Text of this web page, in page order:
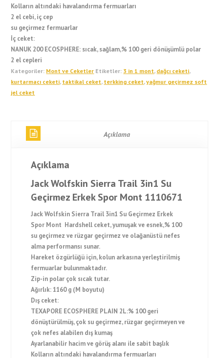
Kolların altındaki havalandırma fermuarları
2 el cebi, iç cep
su geçirmez fermuarlar
İç ceket:
NANUK 200 ECOSPHERE: sıcak, sağlam,% 100 geri dönüşümlü polar
2 el cepleri
Kategoriler: Mont ve Ceketler Etiketler: 3 in 1 mont, dağcı ceketi,
kurtarmacı ceketi, taktikal ceket, terkking ceket,yağmur geçirmez soft
jel ceket
Açıklama
Açıklama
Jack Wolfskin Sierra Trail 3in1 Su
Geçirmez Erkek Spor Mont 1110671
Jack Wolfskin Sierra Trail 3in1 Su Geçirmez Erkek
Spor Mont Hardshell ceket, yumuşak ve esnek,% 100
su geçirmez ve rüzgar geçirmez ve olağanüstü nefes
alma performansı sunar.
Hareket özgürlüğü için, kolun arkasına yerleştirilmiş
fermuarlar bulunmaktadır.
Zip-in polar çok sıcak tutar.
Ağırlık: 1160 g (M boyutu)
Dış ceket:
TEXAPORE ECOSPHERE PLAIN 2L:% 100 geri
dönüştürülmüş, çok su geçirmez, rüzgar geçirmeyen ve
çok nefes alabilen dış kumaş
Ayarlanabilir hacim ve görüş alanı ile sabit başlık
Kolların altındaki havalandırma fermuarları